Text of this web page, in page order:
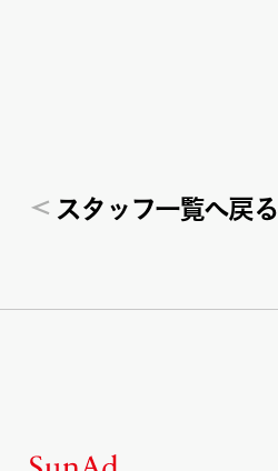
スタッフ一覧へ戻る